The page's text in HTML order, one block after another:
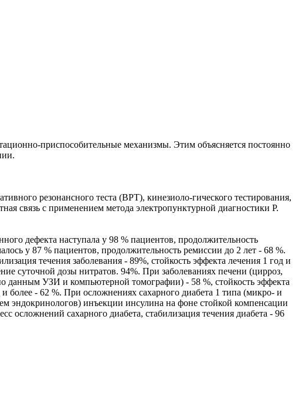
приспособительные механизмы. Этим объясняется постоянно
резонансного теста (ВРТ), кинезиоло-гического тестирования,
связь с применением метода электропунктурной диагностики Р.
дефекта наступала у 98 % пациентов, продолжительность
у 87 % пациентов, продолжительность ремиссии до 2 лет - 68 %.
течения заболевания - 89%, стойкость эффекта лечения 1 год и
суточной дозы нитратов. 94%. При заболеваниях печени (цирроз,
данным УЗИ и компьютерной томографии) - 58 %, стойкость эффекта
более - 62 %. При осложнениях сахарного диабета 1 типа (микро- и
эндокринологов) инъекции инсулина на фоне стойкой компенсации
осложнений сахарного диабета, стабилизация течения диабета - 96